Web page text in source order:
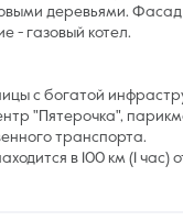
деревьями. Фасад
- газовый котел.
с богатой
"Пятерочка",
транспорта.
в 100 км (1 час)